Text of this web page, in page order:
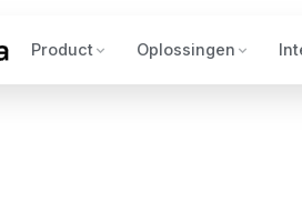
Product Oplossingen